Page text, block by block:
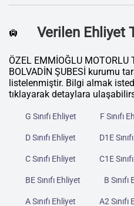
🛄 Verilen Ehliyet
ÖZEL EMMİOĞLU MOTORLU
BOLVADİN ŞUBESİ kurumu
listelenmiştir. Bilgi almak
tıklayarak detaylara
G Sınıfı Ehliyet F Sınıfı
D Sınıfı Ehliyet D1E
C Sınıfı Ehliyet C1E
BE Sınıfı Ehliyet B Sınıfı
A Sınıfı Ehliyet A2 Sınıfı